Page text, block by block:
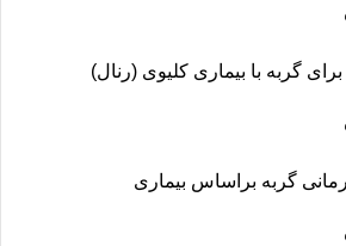
گربه با بیماری کلیوی (رنال)
گربه براساس بیماری